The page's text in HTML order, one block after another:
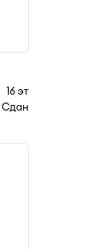
16 эт
Сдан